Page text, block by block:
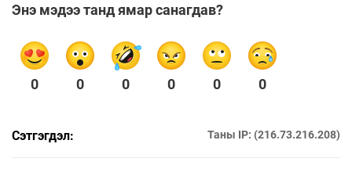
Энэ мэдээ танд ямар санагдав?
0 0 0 0 0 0
Сэтгэгдэл: Таны IP: (216.73.216.208)